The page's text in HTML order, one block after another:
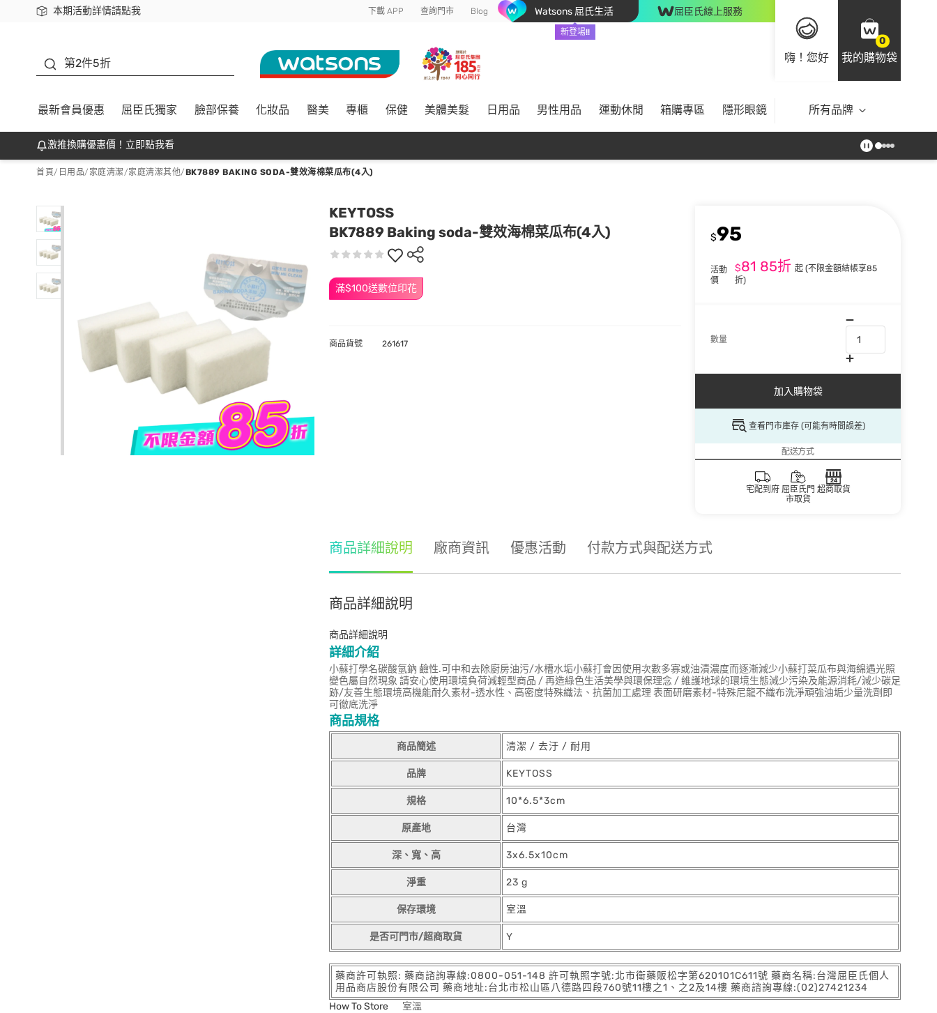
本期活動詳情請點我
下載app最高回饋$350 下載 APP 查詢門市 Blog Watsons 屈氏生活
新登場!!
屈臣氏線上服務
嗨！您好
0
我的購物袋
第2件5折
最新會員優惠 屈臣氏獨家 臉部保養 化妝品 醫美 專櫃 保健 美體美髮 日用品 男性用品 運動休閒 箱購專區 隱形眼鏡 所有品牌
激推換購優惠價！立即點我看
首頁/ 日用品/ 家庭清潔/家庭清潔其他/BK7889 BAKING SODA-雙效海棉菜瓜布(4入)
KEYTOSS
BK7889 Baking soda-雙效海棉菜瓜布(4入)
滿$100送數位印花
$95
活動
價
$81 85折起(不限金額結帳享85
折)
數量
加入購物袋
查看門市庫存 (可能有時間誤差)
配送方式
宅配到府 屈臣氏門
市取貨
超商取貨
商品貨號 261617
商品詳細說明 廠商資訊 優惠活動 付款方式與配送方式
商品詳細說明
商品詳細說明
詳細介紹
小蘇打學名碳酸氫鈉 鹼性.可中和去除廚房油污/水槽水垢小蘇打會因使用次數多寡或油漬濃度而逐漸減少小蘇打菜瓜布與海綿遇光照
變色屬自然現象 請安心使用環境負荷減輕型商品 / 再造綠色生活美學與環保理念 / 維護地球的環境生態減少污染及能源消耗/減少碳足
跡/友善生態環境高機能耐久素材-透水性、高密度特殊織法、抗菌加工處理 表面研磨素材-特殊尼龍不織布洗淨頑強油垢少量洗劑即
可徹底洗淨
商品規格
商品簡述 清潔 / 去汙 / 耐用
品牌 KEYTOSS
規格 10*6.5*3cm
原產地 台灣
深、寬、高 3x6.5x10cm
淨重 23 g
保存環境 室溫
是否可門市/超商取貨 Y
藥商許可執照: 藥商諮詢專線:0800-051-148 許可執照字號:北市衛藥販松字第620101C611號 藥商名稱:台灣屈臣氏個人
用品商店股份有限公司 藥商地址:台北市松山區八德路四段760號11樓之1、之2及14樓 藥商諮詢專線:(02)27421234
How To Store
室溫